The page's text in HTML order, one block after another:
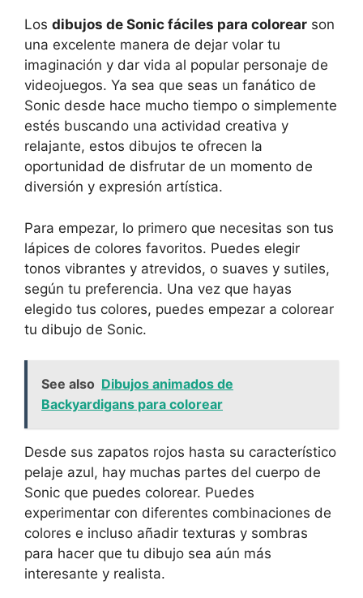
Los dibujos de Sonic fáciles para colorear son
una excelente manera de dejar volar tu
imaginación y dar vida al popular personaje de
videojuegos. Ya sea que seas un fanático de
Sonic desde hace mucho tiempo o simplemente
estés buscando una actividad creativa y
relajante, estos dibujos te ofrecen la
oportunidad de disfrutar de un momento de
diversión y expresión artística.
Para empezar, lo primero que necesitas son tus
lápices de colores favoritos. Puedes elegir
tonos vibrantes y atrevidos, o suaves y sutiles,
según tu preferencia. Una vez que hayas
elegido tus colores, puedes empezar a colorear
tu dibujo de Sonic.
See also Dibujos animados de
Backyardigans para colorear
Desde sus zapatos rojos hasta su característico
pelaje azul, hay muchas partes del cuerpo de
Sonic que puedes colorear. Puedes
experimentar con diferentes combinaciones de
colores e incluso añadir texturas y sombras
para hacer que tu dibujo sea aún más
interesante y realista.